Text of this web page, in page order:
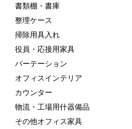
書類棚・書庫
整理ケース
掃除用具入れ
役員・応接用家具
パーテーション
オフィスインテリア
カウンター
物流・工場用什器備品
その他オフィス家具